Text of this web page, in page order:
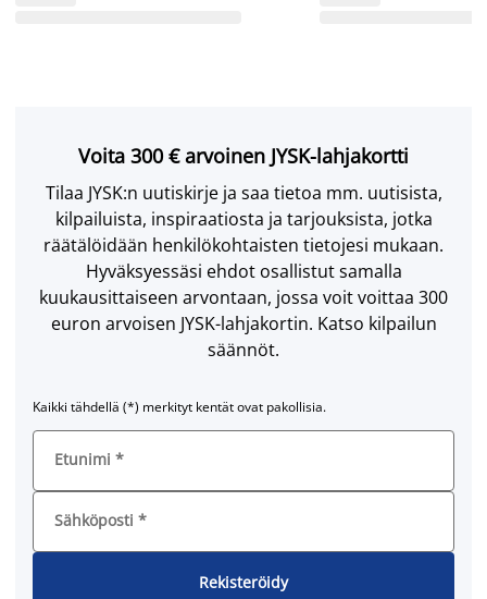
Voita 300 € arvoinen JYSK-lahjakortti
Tilaa JYSK:n uutiskirje ja saa tietoa mm. uutisista,
kilpailuista, inspiraatiosta ja tarjouksista, jotka
räätälöidään henkilökohtaisten tietojesi mukaan.
Hyväksyessäsi ehdot osallistut samalla
kuukausittaiseen arvontaan, jossa voit voittaa 300
euron arvoisen JYSK-lahjakortin. Katso kilpailun
säännöt.
Kaikki tähdellä (*) merkityt kentät ovat pakollisia.
Etunimi *
Sähköposti *
Rekisteröidy